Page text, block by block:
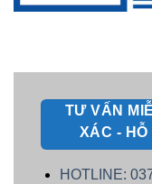
TƯ VẤN
XÁC -
HOTLINE: